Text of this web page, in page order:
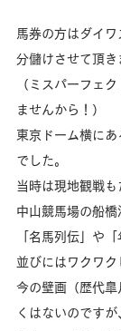
馬券の方はダイ
分儲けさせて頂き
（ミスパーフェ
ませんから！）
東京ドーム横に
でした。
当時は現地観戦も
中山競馬場の船
「名馬列伝」や
並びにはワクワク
今の壁画（歴代
くはないのです